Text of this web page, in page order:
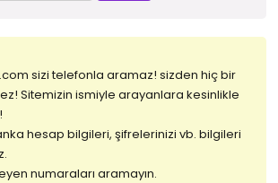
sizi telefonla aramaz! sizden hiç bir
Sitemizin ismiyle arayanlara kesinlikle
hesap bilgileri, şifrelerinizi vb. bilgileri
numaraları aramayın.